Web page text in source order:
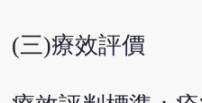
(三)療效評價